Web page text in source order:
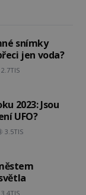
snímky
jen voda?
2.7TIS
2023: Jsou
UFO?
3.5TIS
3.4TIS